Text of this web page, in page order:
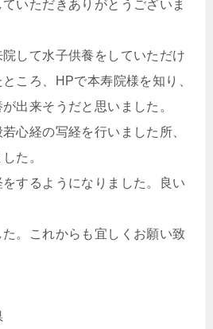
いただきありがとうございま
して水子供養をしていただけ
ころ、HPで本寿院様を知り、
出来そうだと思いました。
心経の写経を行いました所、
た。
するようになりました。良い
。これからも宜しくお願い致